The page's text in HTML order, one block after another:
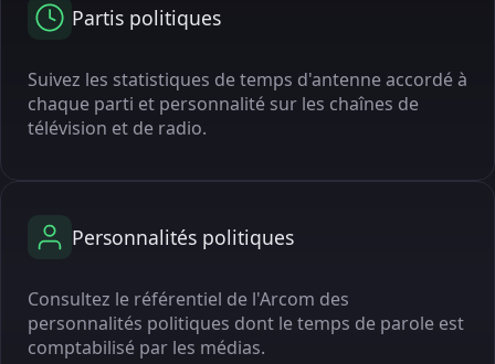
Partis politiques
Suivez les statistiques de temps d'antenne accordé à
chaque parti et personnalité sur les chaînes de
télévision et de radio.
Personnalités politiques
Consultez le référentiel de l'Arcom des
personnalités politiques dont le temps de parole est
comptabilisé par les médias.